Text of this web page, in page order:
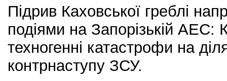
Підрив Каховської греблі
подіями на Запорізькій
техногенні катастрофи на
контрнаступу ЗСУ.